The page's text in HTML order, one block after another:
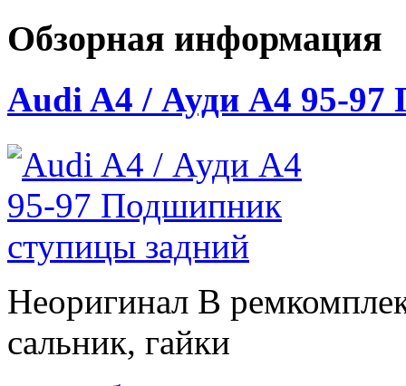
Обзорная информация
Audi A4 / Ауди А4 95-97
Неоригинал В
сальник, гайки